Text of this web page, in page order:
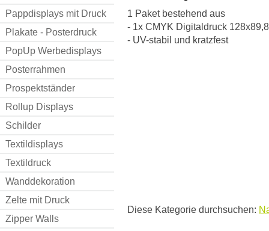
Pappdisplays mit Druck
Plakate - Posterdruck
PopUp Werbedisplays
Posterrahmen
Prospektständer
Rollup Displays
Schilder
Textildisplays
Textildruck
Wanddekoration
Zelte mit Druck
Zipper Walls
1 Paket bestehend aus
- 1x CMYK Digitaldruck
- UV-stabil und kratzfest
Diese Kategorie durchsuchen: